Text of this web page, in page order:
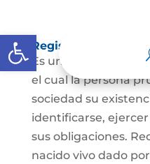
Abrir barra de
Registro Civil de
Es un documento
el cual la persona
sociedad su
identificarse,
sus obligaciones.
nacido vivo dado